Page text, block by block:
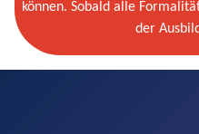
können. Sobald alle
der